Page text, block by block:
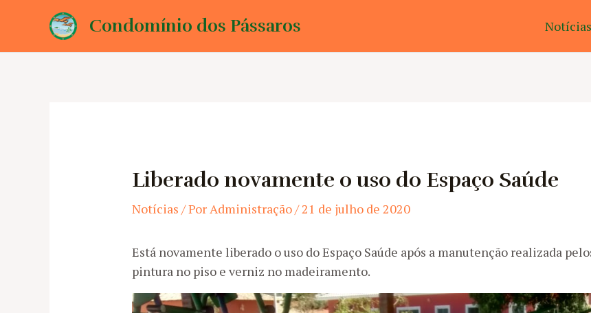
Condomínio dos Pássaros Notícias
Liberado novamente o uso do Espaço Saúde
Notícias / PorAdministração/21 de julho de 2020
Está novamente liberado o uso do Espaço Saúde após a manutenção realizada
pintura no piso e verniz no madeiramento.